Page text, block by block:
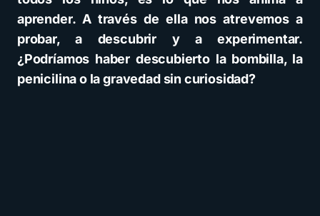
aprender. A través de ella nos atrevemos a
probar, a descubrir y a experimentar.
¿Podríamos haber descubierto la bombilla, la
penicilina o la gravedad sin curiosidad?